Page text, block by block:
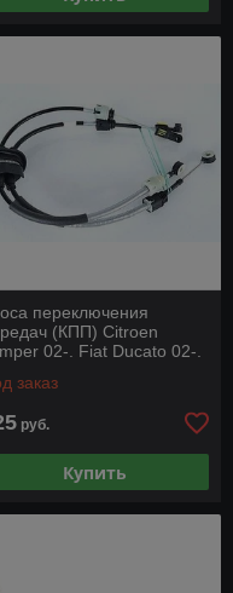
переключения
(КПП) Citroen
02-. Fiat Ducato 02-.
заказ
руб.
Купить